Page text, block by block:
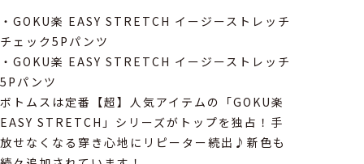
・GOKU楽 EASY STRETCH イージーストレッチ
チェック5Pパンツ
・GOKU楽 EASY STRETCH イージーストレッチ
5Pパンツ
ボトムスは定番【超】人気アイテムの「GOKU楽
EASY STRETCH」シリーズがトップを独占！手
放せなくなる穿き心地にリピーター続出♪新色も